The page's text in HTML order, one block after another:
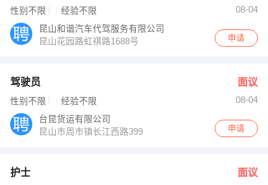
性别不限 经验不限
08-04
昆山和谐汽车代驾服务有限公司
昆山花园路虹祺路1688号
申请
驾驶员 面议
性别不限 经验不限
08-04
台昆货运有限公司
昆山市周市镇长江西路399
申请
护士 面议